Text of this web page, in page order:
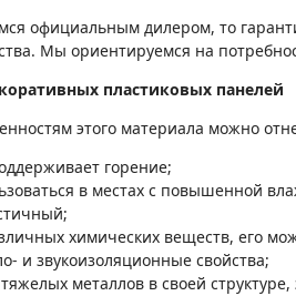
официальным дилером, то
Мы ориентируемся на
пластиковых панелей
этого материала можно
горение;
в местах с повышенной
химических веществ, его
и звукоизоляционные свойства;
металлов в своей